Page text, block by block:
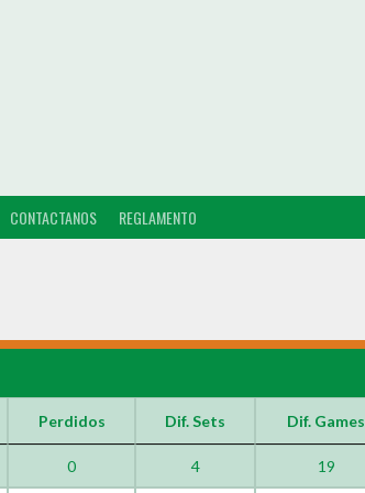
CONTACTANOS REGLAMENTO
Perdidos Dif. Sets Dif. Games
0 4 19